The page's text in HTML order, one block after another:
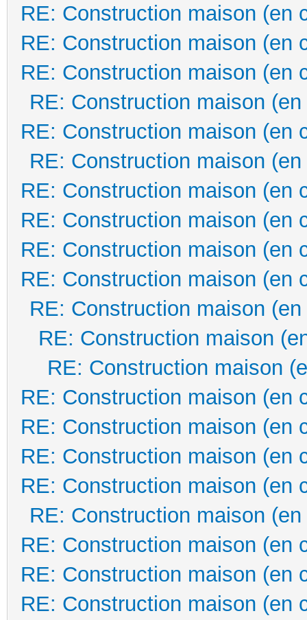
RE: Construction maison (en
RE: Construction maison (en
RE: Construction maison (en
RE: Construction maison
RE: Construction maison (en
RE: Construction maison
RE: Construction maison (en
RE: Construction maison (en
RE: Construction maison (en
RE: Construction maison (en
RE: Construction maison
RE: Construction maison
RE: Construction maison
RE: Construction maison (en
RE: Construction maison (en
RE: Construction maison (en
RE: Construction maison (en
RE: Construction maison
RE: Construction maison (en
RE: Construction maison (en
RE: Construction maison (en